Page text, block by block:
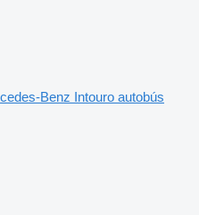
Benz Intouro autobús